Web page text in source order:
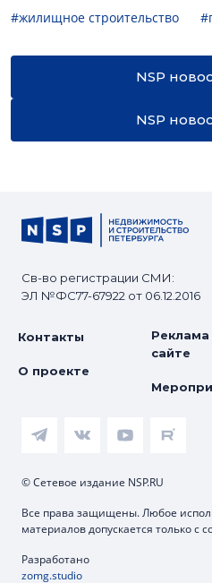
#жилищное строительство
NSP
NSP
Св-во регистрации СМИ:
ЭЛ №ФС77-67922 от 06.12.2016
Контакты
О проекте
Реклама
сайте
© Сетевое издание NSP.RU
Все права защищены. Любое
материалов допускается только с
Разработано
zomg.studio